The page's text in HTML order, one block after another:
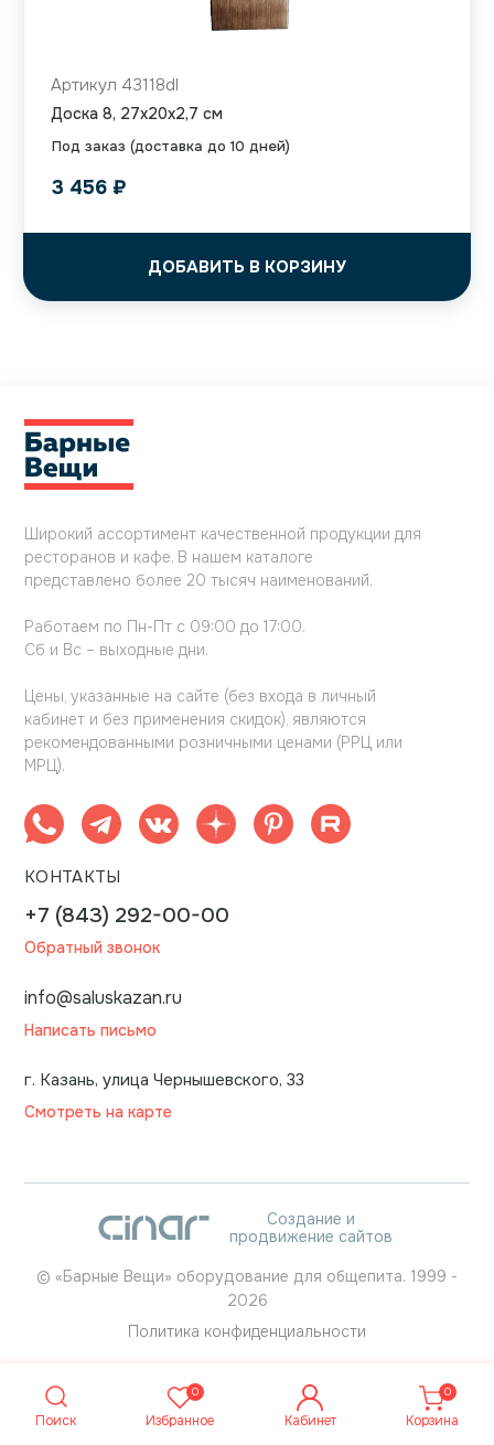
Поиск
0
Избранное Кабинет
0
Корзина
Под заказ (доставка до 10 дней)
Артикул 43118dl
Доска 8, 27x20x2,7 см
3 456 ₽
ДОБАВИТЬ В КОРЗИНУ
Широкий ассортимент качественной продукции для
ресторанов и кафе. В нашем каталоге
представлено более 20 тысяч наименований.
Работаем по Пн-Пт с 09:00 до 17:00.
Сб и Вс – выходные дни.
Цены, указанные на сайте (без входа в личный
кабинет и без применения скидок), являются
рекомендованными розничными ценами (РРЦ или
МРЦ).
КОНТАКТЫ
+7 (843) 292-00-00
Обратный звонок
info@saluskazan.ru
Написать письмо
г. Казань, улица Чернышевского, 33
Смотреть на карте
Создание и
продвижение сайтов
© «Барные Вещи» оборудование для общепита. 1999 -
2026
Политика конфиденциальности